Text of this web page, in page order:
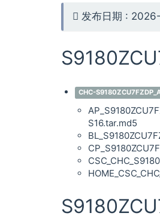
发布日期 :
CHC-
S16.tar.md5